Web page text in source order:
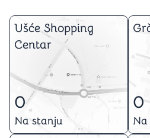
Ušće Shopping
Centar
0
Na stanju
0
Na